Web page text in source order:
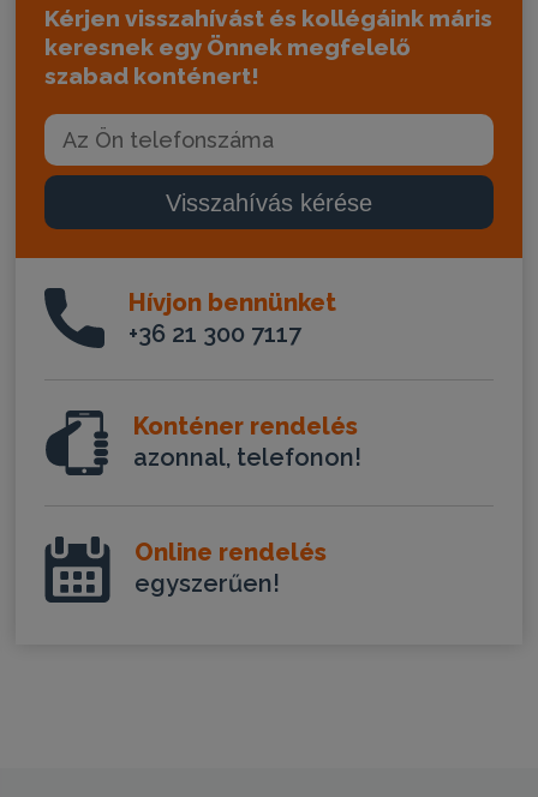
Kérjen visszahívást és kollégáink máris
keresnek egy Önnek megfelelő
szabad konténert!
Visszahívás kérése
Hívjon bennünket
+36 21 300 7117
Konténer rendelés
azonnal, telefonon!
Online rendelés
egyszerűen!